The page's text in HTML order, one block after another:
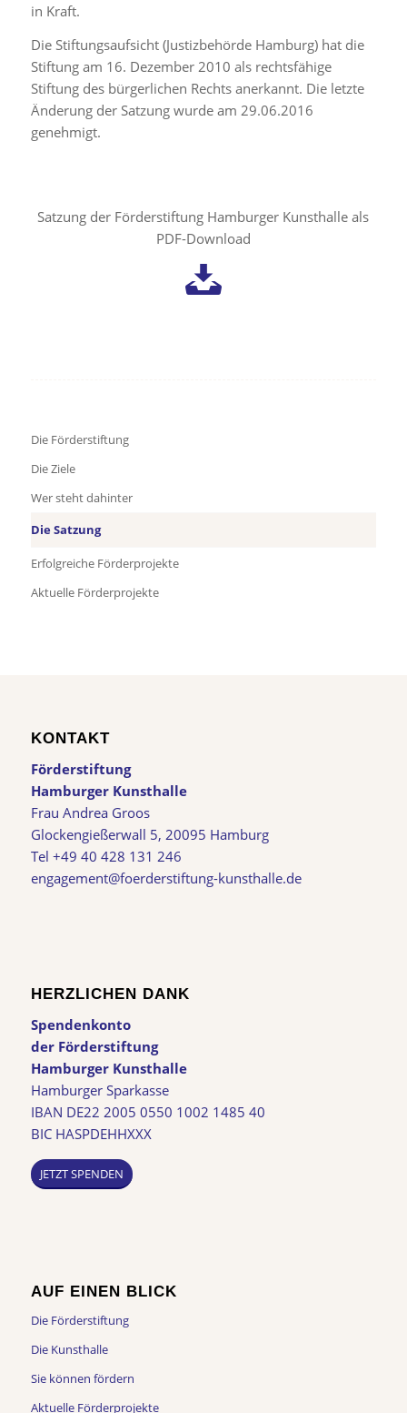
in Kraft.
Die Stiftungsaufsicht (Justizbehörde Hamburg) hat die
Stiftung am 16. Dezember 2010 als rechtsfähige
Stiftung des bürgerlichen Rechts anerkannt. Die letzte
Änderung der Satzung wurde am 29.06.2016
genehmigt.
Satzung der Förderstiftung Hamburger Kunsthalle als
PDF-Download
Die Förderstiftung
Die Ziele
Wer steht dahinter
Die Satzung
Erfolgreiche Förderprojekte
Aktuelle Förderprojekte
KONTAKT
Förderstiftung
Hamburger Kunsthalle
Frau Andrea Groos
Glockengießerwall 5, 20095 Hamburg
Tel +49 40 428 131 246
engagement@foerderstiftung-kunsthalle.de
HERZLICHEN DANK
Spendenkonto
der Förderstiftung
Hamburger Kunsthalle
Hamburger Sparkasse
IBAN DE22 2005 0550 1002 1485 40
BIC HASPDEHHXXX
JETZT SPENDEN
AUF EINEN BLICK
Die Förderstiftung
Die Kunsthalle
Sie können fördern
Aktuelle Förderprojekte